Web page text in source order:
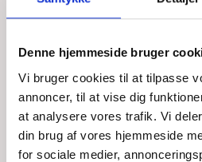
Denne hjemmeside bruger
Vi bruger cookies til at tilpasse
annoncer, til at vise dig
at analysere vores trafik. Vi
din brug af vores hjemmeside
for sociale medier,
VIDERE FORLØB MED
VED STORE STEN